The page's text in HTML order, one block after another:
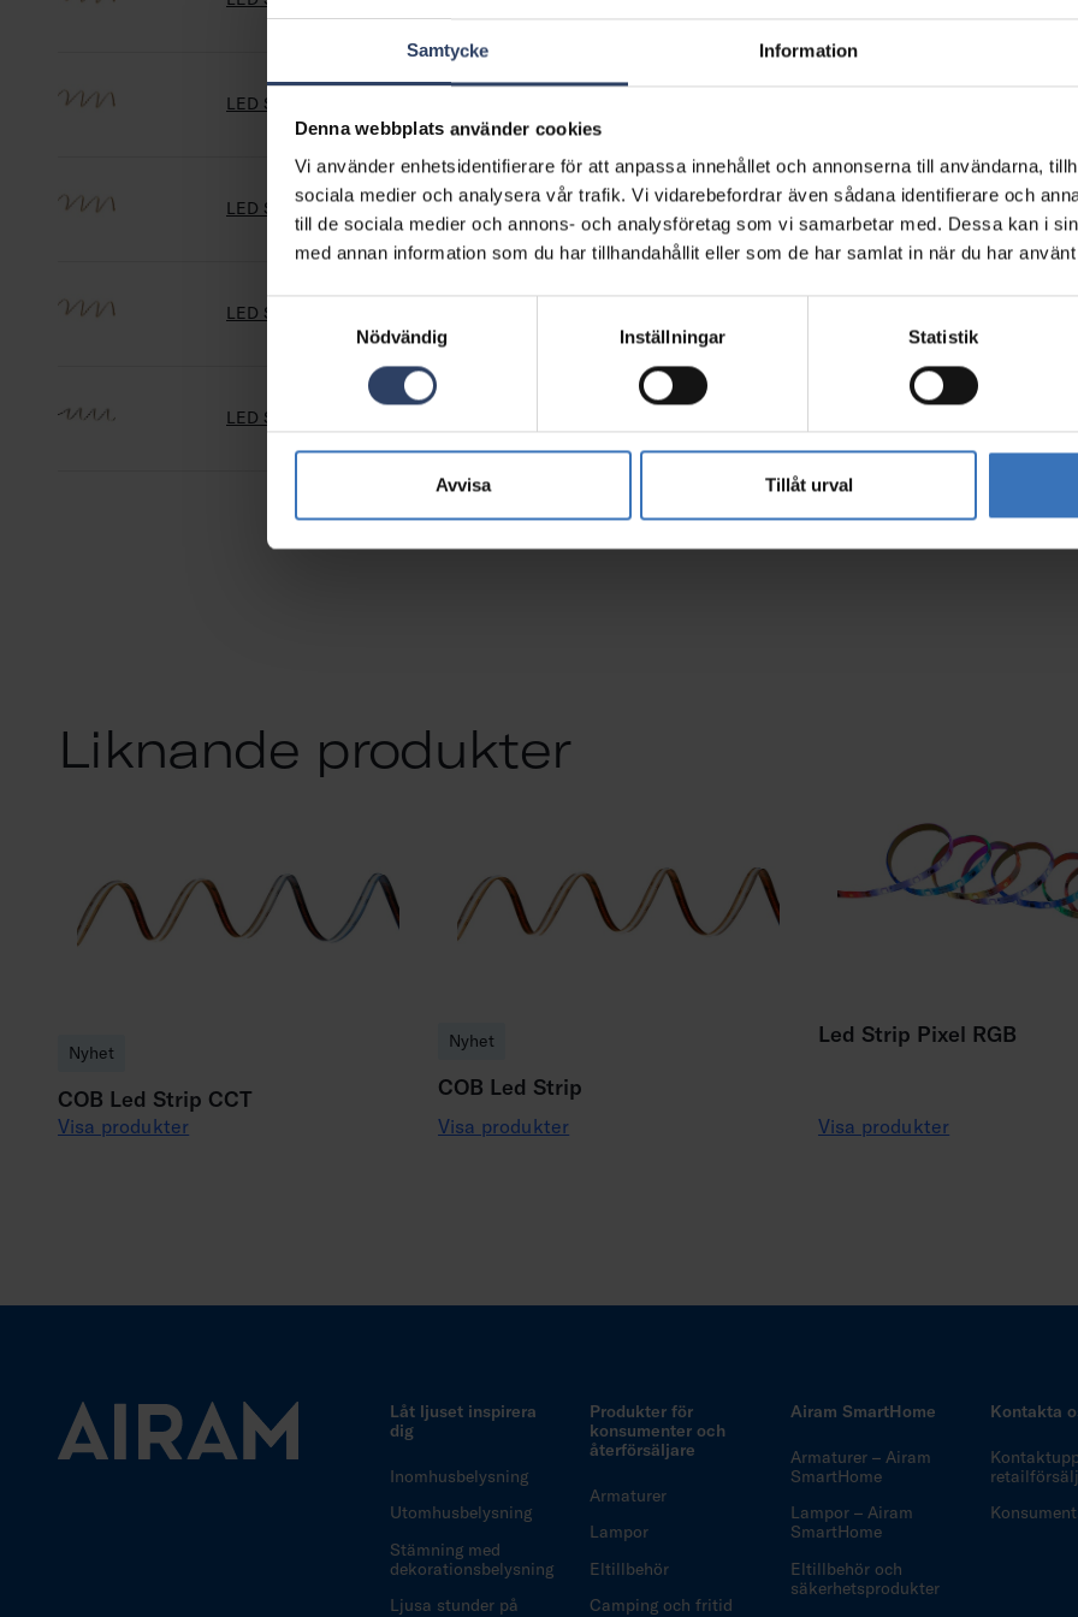
Samtycke Information
Denna webbplats använder cookies
Vi använder enhetsidentifierare för att anpassa innehållet och annonserna till användarna,
sociala medier och analysera vår trafik. Vi vidarebefordrar även sådana identifierare och
till de sociala medier och annons- och analysföretag som vi samarbetar med. Dessa kan i
med annan information som du har tillhandahållit eller som de har samlat in när du har
Samtyckesval
Nödvändig
Inställningar Statistik
Avvisa Tillåt urval
LED Strip 24V IP20 4,8W/m 830 2m
LED Strip 24V IP20 4,8W/m 830 3m 6435200282705
LED Strip 24V IP20 4,8W/m 830 5m
LED Strip 24V IP20 4,8W/m 840 2m
Liknande produkter
Nyhet
COB Led Strip CCT
Visa produkter
Nyhet
COB Led Strip
Visa produkter
Led Strip Pixel RGB
Visa produkter
Låt ljuset inspirera
dig
Inomhusbelysning
Utomhusbelysning
Stämning med
dekorationsbelysning
Ljusa stunder på
Produkter för
konsumenter och
återförsäljare
Armaturer
Lampor
Eltillbehör
Camping och fritid
Airam SmartHome
Armaturer – Airam
SmartHome
Lampor – Airam
SmartHome
Eltillbehör och
säkerhetsprodukter
Kontakta